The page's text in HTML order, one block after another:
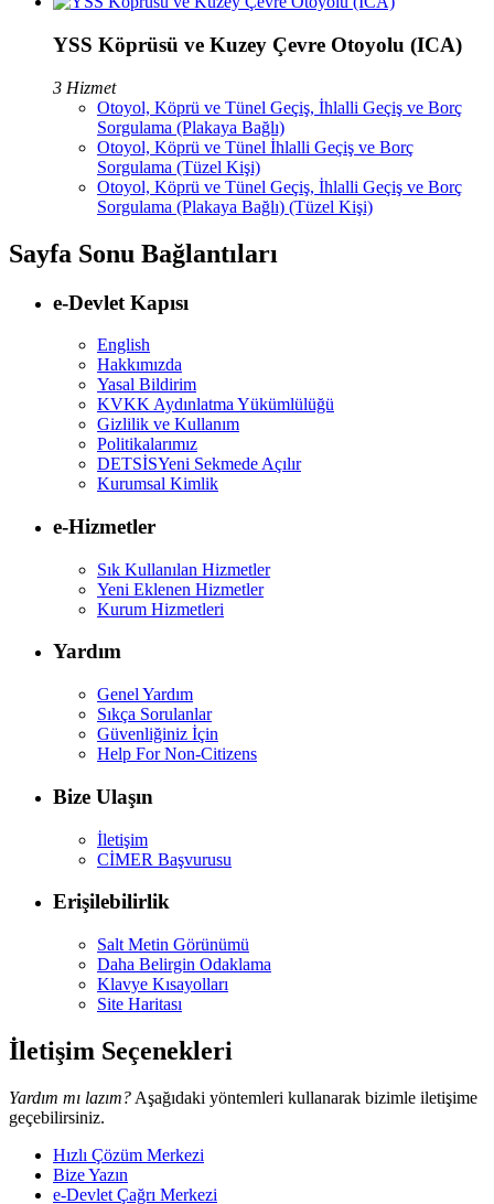
YSS Köprüsü ve Kuzey Çevre Otoyolu (ICA)
3 Hizmet
Otoyol, Köprü ve Tünel Geçiş, İhlalli Geçiş ve Borç
Sorgulama (Plakaya Bağlı)
Otoyol, Köprü ve Tünel İhlalli Geçiş ve Borç
Sorgulama (Tüzel Kişi)
Otoyol, Köprü ve Tünel Geçiş, İhlalli Geçiş ve Borç
Sorgulama (Plakaya Bağlı) (Tüzel Kişi)
Sayfa Sonu Bağlantıları
e-Devlet Kapısı
English
Hakkımızda
Yasal Bildirim
KVKK Aydınlatma Yükümlülüğü
Gizlilik ve Kullanım
Politikalarımız
DETSİSYeni Sekmede Açılır
Kurumsal Kimlik
e-Hizmetler
Sık Kullanılan Hizmetler
Yeni Eklenen Hizmetler
Kurum Hizmetleri
Yardım
Genel Yardım
Sıkça Sorulanlar
Güvenliğiniz İçin
Help For Non-Citizens
Bize Ulaşın
İletişim
CİMER Başvurusu
Erişilebilirlik
Salt Metin Görünümü
Daha Belirgin Odaklama
Klavye Kısayolları
Site Haritası
İletişim Seçenekleri
Yardım mı lazım? Aşağıdaki yöntemleri kullanarak bizimle iletişime
geçebilirsiniz.
Hızlı Çözüm Merkezi
Bize Yazın
e-Devlet Çağrı Merkezi